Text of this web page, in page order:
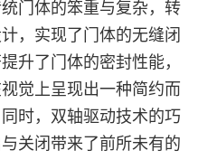
门体的笨重与复杂，转
，实现了门体的无缝闭
升了门体的密封性能，
觉上呈现出一种简约而
时，双轴驱动技术的巧
关闭带来了前所未有的